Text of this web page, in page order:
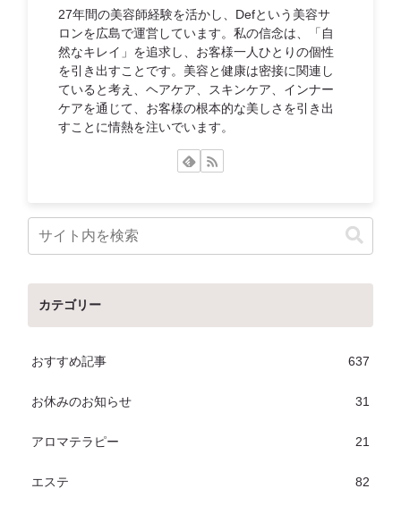
27年間の美容師経験を活かし、Defという美容サ
ロンを広島で運営しています。私の信念は、「自
然なキレイ」を追求し、お客様一人ひとりの個性
を引き出すことです。美容と健康は密接に関連し
ていると考え、ヘアケア、スキンケア、インナー
ケアを通じて、お客様の根本的な美しさを引き出
すことに情熱を注いでいます。
カテゴリー
おすすめ記事 637
お休みのお知らせ 31
アロマテラピー 21
エステ 82